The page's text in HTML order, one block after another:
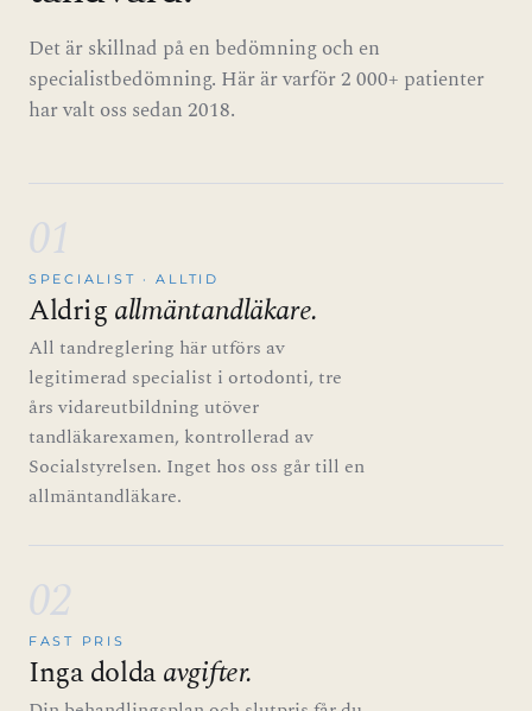
Det är skillnad på en bedömning och en
specialistbedömning. Här är varför 2 000+ patienter
har valt oss sedan 2018.
01
SPECIALIST · ALLTID
Aldrigallmäntandläkare.
All tandreglering här utförs av
legitimerad specialist i ortodonti, tre
års vidareutbildning utöver
tandläkarexamen, kontrollerad av
Socialstyrelsen. Inget hos oss går till en
allmäntandläkare.
02
FAST PRIS
Inga doldaavgifter.